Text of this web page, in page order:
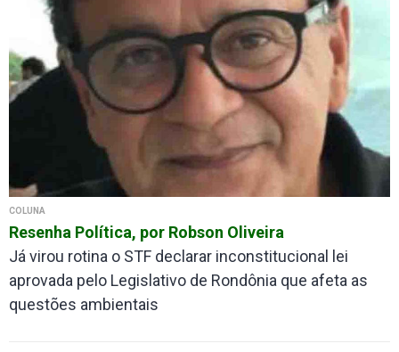
COLUNA
Resenha Política, por Robson Oliveira
Já virou rotina o STF declarar inconstitucional lei
aprovada pelo Legislativo de Rondônia que afeta as
questões ambientais